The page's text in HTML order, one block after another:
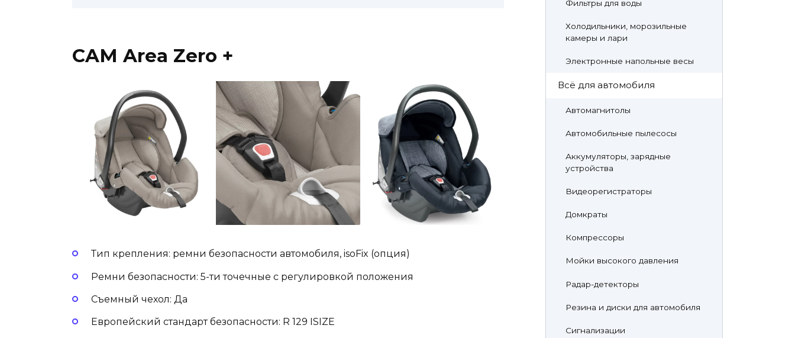
CAM Area Zero +
Тип крепления: ремни безопасности автомобиля, isoFix (опция)
Ремни безопасности: 5-ти точечные с регулировкой положения
Съемный чехол: Да
Европейский стандарт безопасности: R 129 ISIZE
Фильтры для воды
Холодильники, морозильные
камеры и лари
Электронные напольные весы
Всё для автомобиля
Автомагнитолы
Автомобильные пылесосы
Аккумуляторы, зарядные
устройства
Видеорегистраторы
Домкраты
Компрессоры
Мойки высокого давления
Радар-детекторы
Резина и диски для автомобиля
Сигнализации